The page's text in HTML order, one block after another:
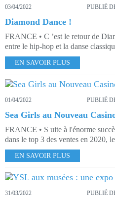
03/04/2022 PUBLIÉ
Diamond Dance !
FRANCE • C ’est le retour de
entre le hip-hop et la danse
EN SAVOIR PLUS
01/04/2022 PUBLIÉ
Sea Girls au Nouveau
FRANCE • S uite à l'énorme
dans le top 3 des ventes en 2020,
EN SAVOIR PLUS
31/03/2022 PUBLIÉ